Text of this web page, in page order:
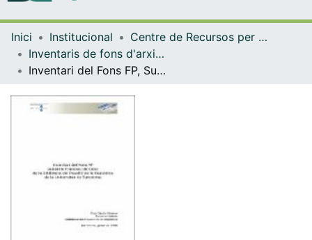
Navega per tot el DD
Com publicar
Inici Institucional
Centre de Recursos per a l'Aprenentatge i la Investigació (CRAI-UB) - Institucional
Inventaris de fons d'arxiu i de col·leccions especials (CRAI-UB)
Inventari del Fons FP, Subsèrie Francesc de Cabo, del CRAI Biblioteca del Pavelló de la República de la Universitat de Barcelona